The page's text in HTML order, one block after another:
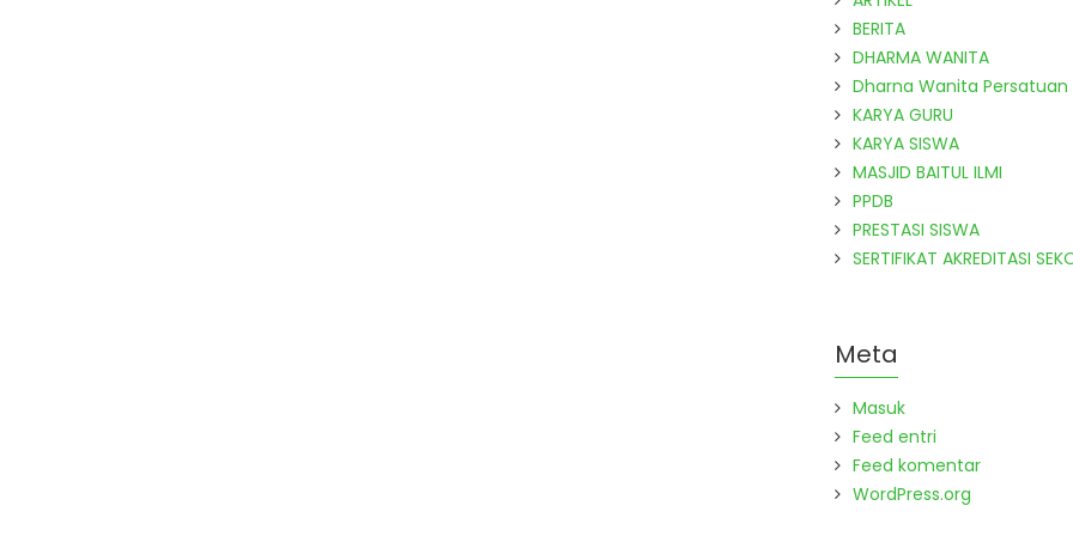
BERITA
DHARMA WANITA
Dharna Wanita Persatuan
KARYA GURU
KARYA SISWA
MASJID BAITUL ILMI
PPDB
PRESTASI SISWA
SERTIFIKAT AKREDITASI
Meta
Masuk
Feed entri
Feed komentar
WordPress.org